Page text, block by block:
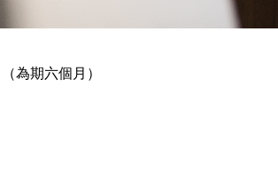
為期六個月）